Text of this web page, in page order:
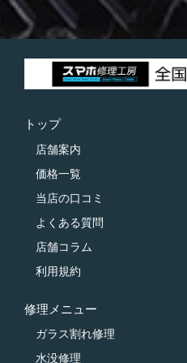
トップ
店舗案内
価格一覧
当店の口コミ
よくある質問
店舗コラム
利用規約
修理メニュー
ガラス割れ修理
水没修理